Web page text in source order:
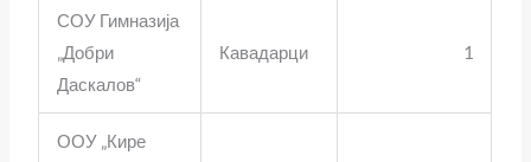
СОУ Гимназија
„Добри
Даскалов“
Кавадарци 1
ООУ „Кире